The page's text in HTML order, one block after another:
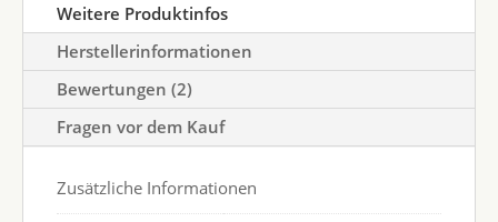
Weitere Produktinfos
Herstellerinformationen
Bewertungen (2)
Fragen vor dem Kauf
Zusätzliche Informationen